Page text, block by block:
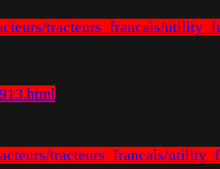
tracteurs_francais/
tracteurs_francais/